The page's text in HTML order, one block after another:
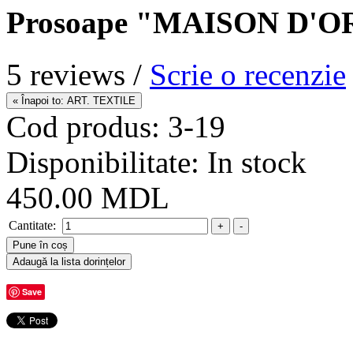
Prosoape "MAISON
5 reviews / Scrie o recenzie
Cod produs: 3-19
Disponibilitate: In stock
450.00 MDL
Cantitate:
Save